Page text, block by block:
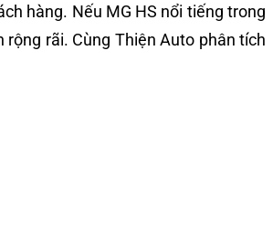
hàng. Nếu MG HS nổi tiếng trong
rộng rãi. Cùng Thiện Auto phân tích